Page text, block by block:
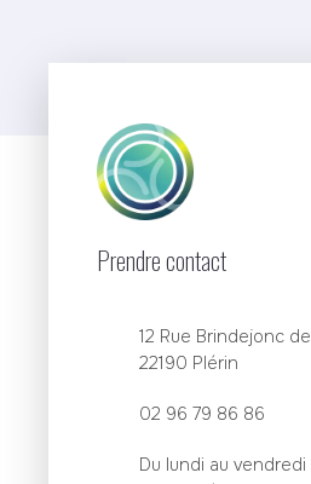
Prendre contact
12 Rue Brindejonc
22190 Plérin
02 96 79 86 86
Du lundi au vendredi